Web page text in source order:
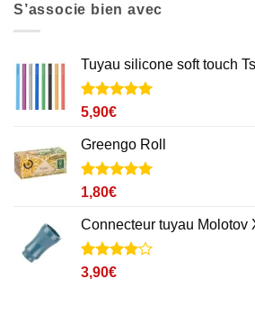
S’associe bien avec
Tuyau silicone soft touch
Noté5
25
notations
client
5,90€
Greengo Roll
Noté5
1
notation
client
1,80€
Connecteur tuyau Molotov
Noté4
2
3,90€